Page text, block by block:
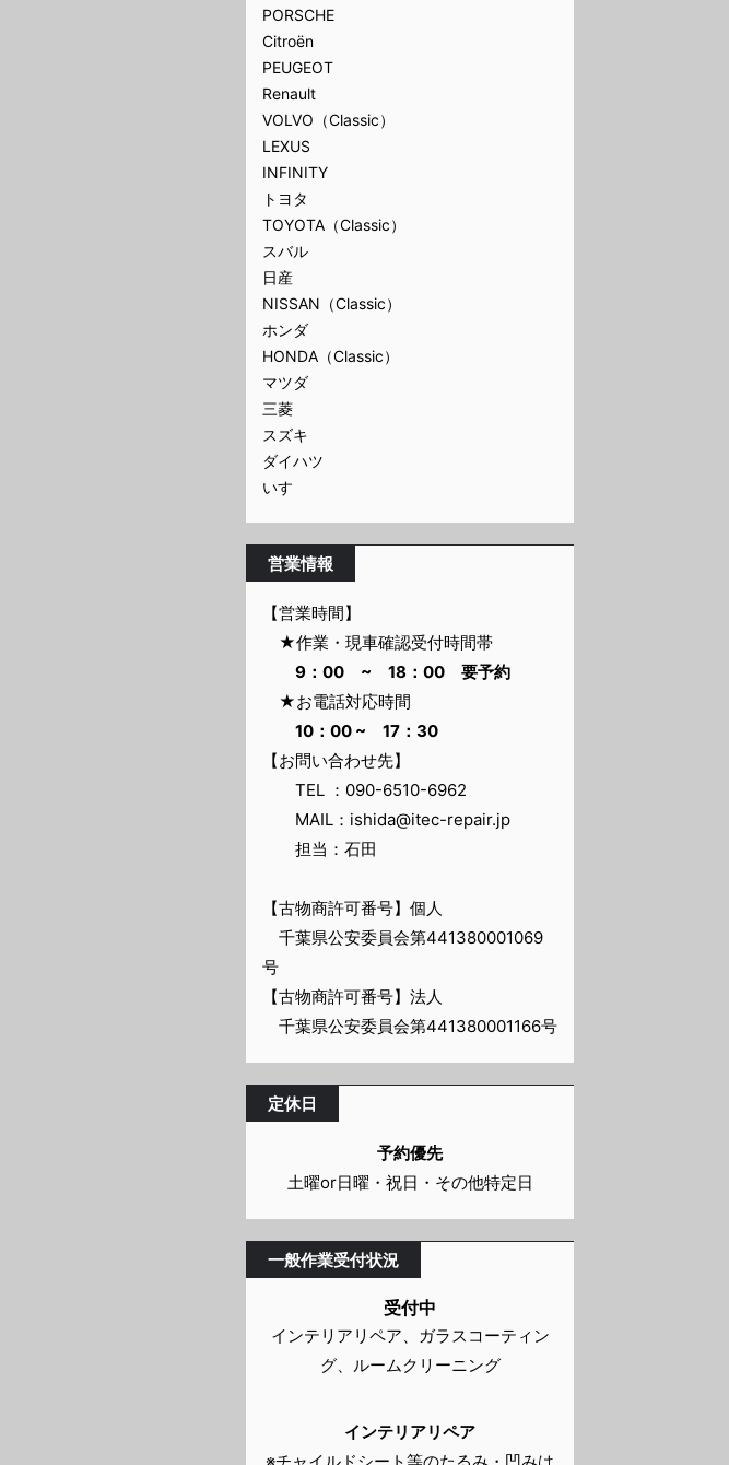
PORSCHE
Citroën
PEUGEOT
Renault
VOLVO（Classic）
LEXUS
INFINITY
トヨタ
TOYOTA（Classic）
スバル
日産
NISSAN（Classic）
ホンダ
HONDA（Classic）
マツダ
三菱
スズキ
ダイハツ
いすゞ
営業情報
【営業時間】
★作業・現車確認受付時間帯
9：00 ~ 18：00 要予約
★お電話対応時間
10：00 ~ 17：30
【お問い合わせ先】
TEL ：090-6510-6962
MAIL：ishida@itec-repair.jp
担当：石田
【古物商許可番号】個人
千葉県公安委員会第441380001069
号
【古物商許可番号】法人
千葉県公安委員会第441380001166号
定休日
予約優先
土曜or日曜・祝日・その他特定日
一般作業受付状況
受付中
インテリアリペア、ガラスコーティン
グ、ルームクリーニング
インテリアリペア